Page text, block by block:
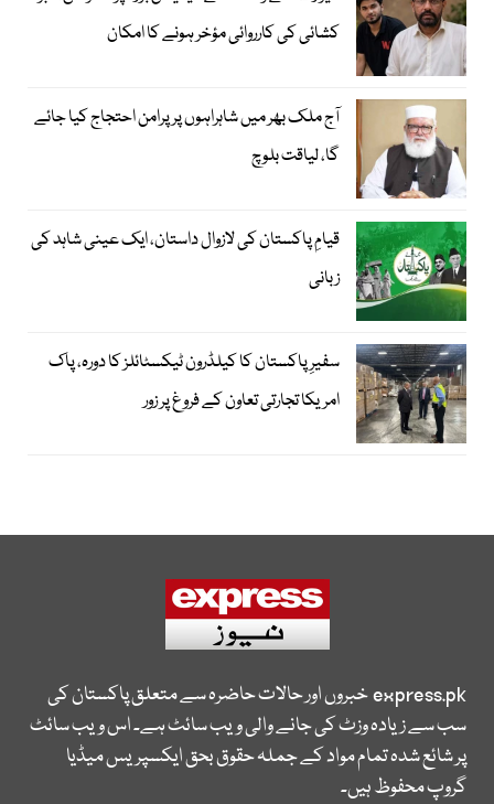
کشائی کی کارروائی مؤخر ہونے کا امکان
آج ملک بھر میں شاہراہوں پر پرامن احتجاج کیا جائے
گا، لیاقت بلوچ
قیامِ پاکستان کی لازوال داستان، ایک عینی شاہد کی
زبانی
سفیرِ پاکستان کا کیلڈرون ٹیکسٹائلز کا دورہ، پاک
امریکا تجارتی تعاون کے فروغ پر زور
express.pkخبروں اور حالات حاضرہ سے متعلق پاکستان کی
سب سے زیادہ وزٹ کی جانے والی ویب سائٹ ہے۔ اس ویب سائٹ
پر شائع شدہ تمام مواد کے جملہ حقوق بحق ایکسپریس میڈیا
گروپ محفوظ ہیں۔